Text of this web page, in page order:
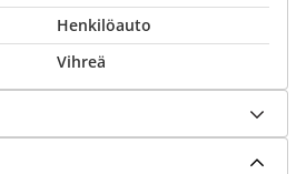
Henkilöauto
Vihreä